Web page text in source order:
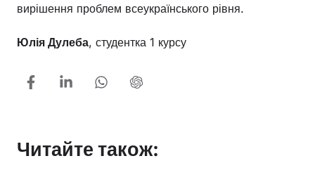
вирішення проблем всеукраїнського рівня.
Юлія Дулеба, студентка 1 курсу
Читайте також: